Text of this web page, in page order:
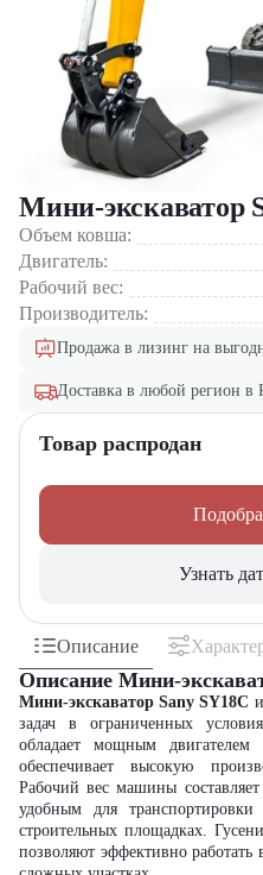
Мини-экскаватор
Объем ковша:
Двигатель:
Рабочий вес:
Производитель:
Продажа в лизинг на
Доставка в любой регион в
Товар распродан
Узнать
Описание
Описание Мини-
Мини-экскаватор Sany SY18C
задач в ограниченных
обладает мощным
обеспечивает высокую
Рабочий вес машины
удобным для
строительных площадках.
позволяют эффективно